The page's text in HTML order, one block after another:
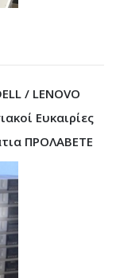
/ LENOVO
Ευκαιρίες
ΠΡΟΛΑΒΕΤΕ